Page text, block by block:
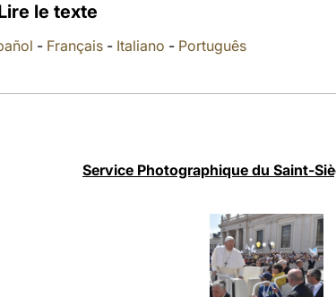
le texte
- Français- Italiano - Português
Service Photographique du Saint-